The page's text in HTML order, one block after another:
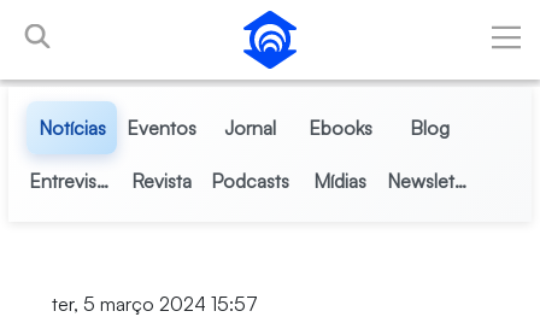
Pular para o Conteúdo principal
Notícias Eventos Jornal Ebooks Blog
Entrevistas Revista Podcasts Mídias Newsletter
ter, 5 março 2024 15:57